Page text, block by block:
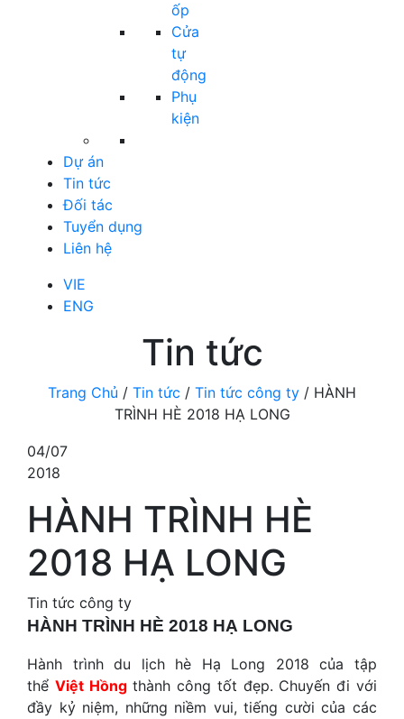
ốp
Cửa
tự
động
Phụ
kiện
Dự án
Tin tức
Đối tác
Tuyển dụng
Liên hệ
VIE
ENG
Tin tức
Trang Chủ / Tin tức / Tin tức công ty / HÀNH
TRÌNH HÈ 2018 HẠ LONG
04/07
2018
HÀNH TRÌNH HÈ
2018 HẠ LONG
Tin tức công ty
HÀNH TRÌNH HÈ 2018 HẠ LONG
Hành trình du lịch hè Hạ Long 2018 của tập
thể Việt Hồngthành công tốt đẹp. Chuyến đi với
đầy kỷ niệm, những niềm vui, tiếng cười của các